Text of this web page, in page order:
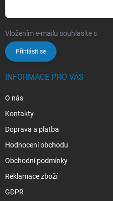
Vložením e-mailu souhlasíte s
Přihlásit se
INFORMACE PRO VÁS
O nás
Kontakty
Doprava a platba
Hodnocení obchodu
Obchodní podmínky
Reklamace zboží
GDPR